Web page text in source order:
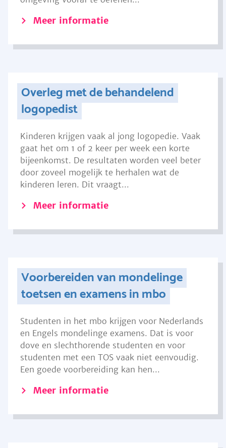
Meer informatie
Overleg met de behandelend
logopedist
Kinderen krijgen vaak al jong logopedie. Vaak
gaat het om 1 of 2 keer per week een korte
bijeenkomst. De resultaten worden veel beter
door zoveel mogelijk te herhalen wat de
kinderen leren. Dit vraagt...
Meer informatie
Voorbereiden van mondelinge
toetsen en examens in mbo
Studenten in het mbo krijgen voor Nederlands
en Engels mondelinge examens. Dat is voor
dove en slechthorende studenten en voor
studenten met een TOS vaak niet eenvoudig.
Een goede voorbereiding kan hen...
Meer informatie